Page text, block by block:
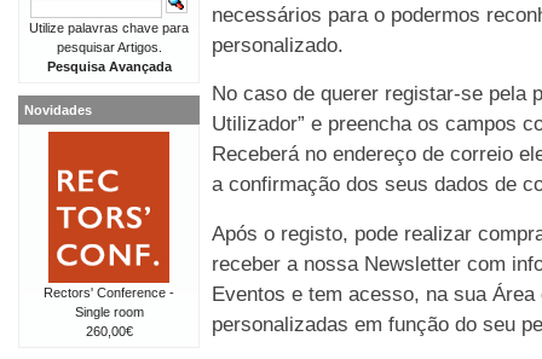
necessários para o podermos
personalizado.
No caso de querer registar-se pela
Utilizador” e preencha os campos
Receberá no endereço de correio
a confirmação dos seus dados de
Após o registo, pode realizar
receber a nossa Newsletter com
Eventos e tem acesso, na sua
personalizadas em função do seu
Utilize palavras chave para
pesquisar Artigos.
Pesquisa Avançada
Novidades
Rectors' Conference -
Single room
260,00€